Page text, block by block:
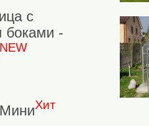
с
боками -
NEW
Хит